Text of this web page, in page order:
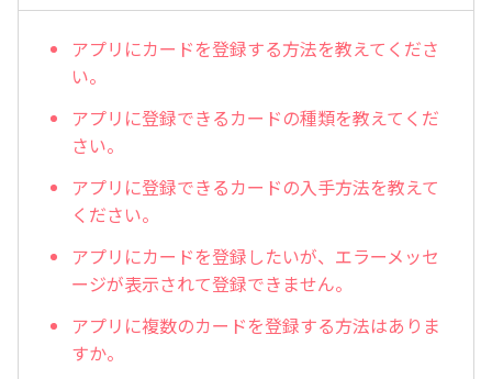
アプリにカードを登録する方法を教えてくださ
い。
アプリに登録できるカードの種類を教えてくだ
さい。
アプリに登録できるカードの入手方法を教えて
ください。
アプリにカードを登録したいが、エラーメッセ
ージが表示されて登録できません。
アプリに複数のカードを登録する方法はありま
すか。